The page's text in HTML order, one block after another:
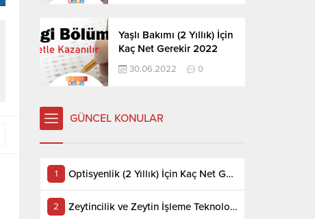
Yaşlı Bakımı (2 Yıllık) İçin
Kaç Net Gerekir 2022
30.06.2022 0
GÜNCEL KONULAR
Optisyenlik (2 Yıllık) İçin Kaç Net Gerekir 2022
Zeytincilik ve Zeytin İşleme Teknolojisi (2 Yıllık) İçin Kaç Net Gerekir 2022